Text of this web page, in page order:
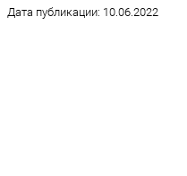
Дата публикации: 10.06.2022